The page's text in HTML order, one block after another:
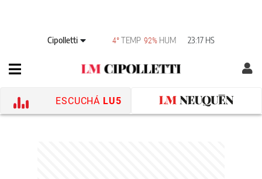
Cipolletti 4°TEMP 92% HUM 23:17 HS
ESCUCHÁ LU5